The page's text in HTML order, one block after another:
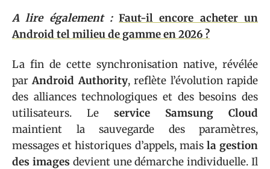
A lire également : Faut-il encore acheter un
Android tel milieu de gamme en 2026 ?
La fin de cette synchronisation native, révélée
parAndroid Authority, reflète l’évolution rapide
des alliances technologiques et des besoins des
utilisateurs. Le service Samsung Cloud
maintient la sauvegarde des paramètres,
messages et historiques d’appels, mais la gestion
des images devient une démarche individuelle. Il